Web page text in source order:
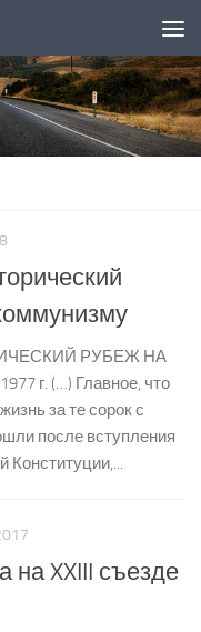
РУБЕЖ НА
г. (…) Главное, что
за те сорок с
после вступления
Конституции,...
XXIII съезде